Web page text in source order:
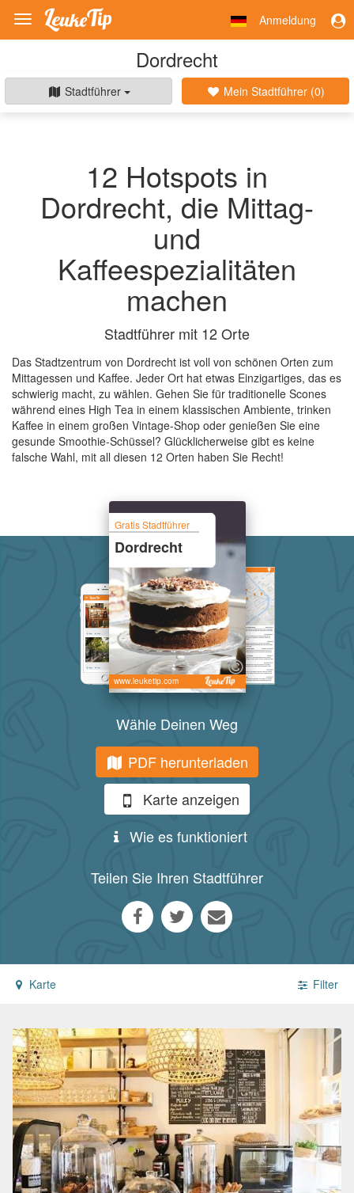
Toggle
navigation
Anmeldung
Dordrecht
Stadtführer Mein Stadtführer (0)
12 Hotspots in
Dordrecht, die Mittag-
und
Kaffeespezialitäten
machen
Stadtführer mit 12 Orte
Das Stadtzentrum von Dordrecht ist voll von schönen Orten zum
Mittagessen und Kaffee. Jeder Ort hat etwas Einzigartiges, das es
schwierig macht, zu wählen. Gehen Sie für traditionelle Scones
während eines High Tea in einem klassischen Ambiente, trinken
Kaffee in einem großen Vintage-Shop oder genießen Sie eine
gesunde Smoothie-Schüssel? Glücklicherweise gibt es keine
falsche Wahl, mit all diesen 12 Orten haben Sie Recht!
Gratis Stadtführer
Dordrecht
www.leuketip.com
Wähle Deinen Weg
PDF herunterladen
Karte anzeigen
Wie es funktioniert
Teilen Sie Ihren Stadtführer
Karte Filter